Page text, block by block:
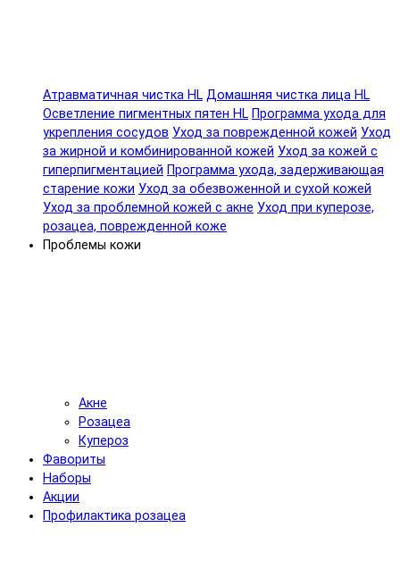
Атравматичная чистка HL Домашняя чистка лица HL
Осветление пигментных пятен HL Программа ухода для
укрепления сосудов Уход за поврежденной кожей Уход
за жирной и комбинированной кожей Уход за кожей с
гиперпигментацией Программа ухода, задерживающая
старение кожи Уход за обезвоженной и сухой кожей
Уход за проблемной кожей с акне Уход при куперозе,
розацеа, поврежденной коже
Проблемы кожи
Акне
Розацеа
Купероз
Фавориты
Наборы
Акции
Профилактика розацеа